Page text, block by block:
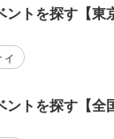
トを探す【東
トを探す【全